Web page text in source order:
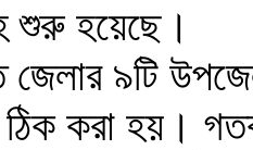
শুরু হয়েছে।
৯টি
ঠিক করা হয়।